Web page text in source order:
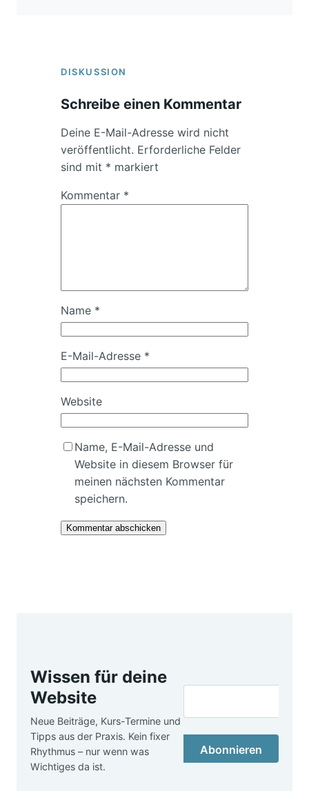
DISKUSSION
Schreibe einen Kommentar
Deine E-Mail-Adresse wird nicht
veröffentlicht. Erforderliche Felder
sind mit * markiert
Kommentar *
Name *
E-Mail-Adresse *
Website
Name, E-Mail-Adresse und
Website in diesem Browser für
meinen nächsten Kommentar
speichern.
Wissen für deine
Website
Neue Beiträge, Kurs-Termine und
Tipps aus der Praxis. Kein fixer
Rhythmus – nur wenn was
Wichtiges da ist.
Abonnieren